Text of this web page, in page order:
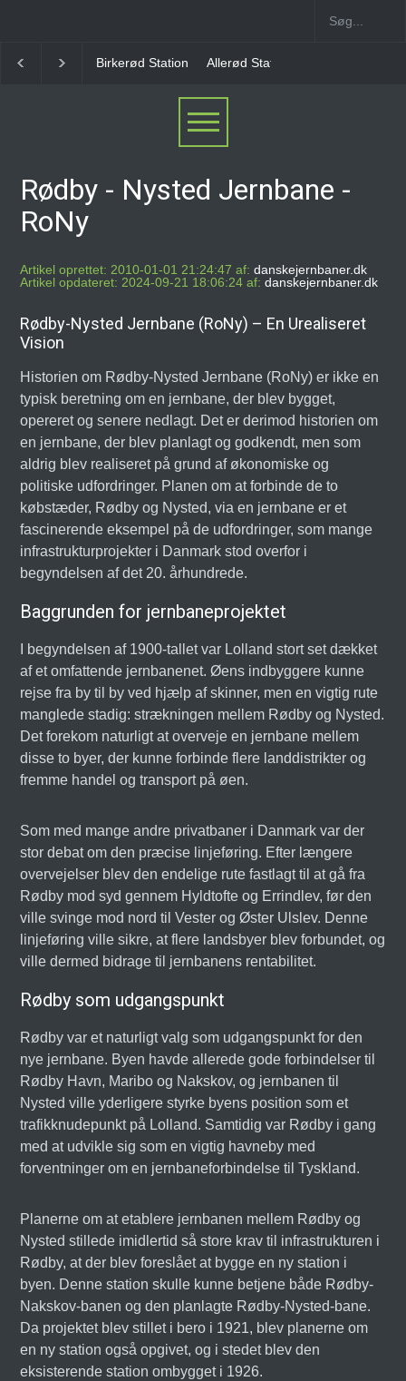
Birkerød Station Allerød Station
Rødby - Nysted Jernbane -
RoNy
Artikel oprettet: 2010-01-01 21:24:47 af: danskejernbaner.dk
Artikel opdateret: 2024-09-21 18:06:24 af: danskejernbaner.dk
Rødby-Nysted Jernbane (RoNy) – En Urealiseret
Vision
Historien om Rødby-Nysted Jernbane (RoNy) er ikke en
typisk beretning om en jernbane, der blev bygget,
opereret og senere nedlagt. Det er derimod historien om
en jernbane, der blev planlagt og godkendt, men som
aldrig blev realiseret på grund af økonomiske og
politiske udfordringer. Planen om at forbinde de to
købstæder, Rødby og Nysted, via en jernbane er et
fascinerende eksempel på de udfordringer, som mange
infrastrukturprojekter i Danmark stod overfor i
begyndelsen af det 20. århundrede.
Baggrunden for jernbaneprojektet
I begyndelsen af 1900-tallet var Lolland stort set dækket
af et omfattende jernbanenet. Øens indbyggere kunne
rejse fra by til by ved hjælp af skinner, men en vigtig rute
manglede stadig: strækningen mellem Rødby og Nysted.
Det forekom naturligt at overveje en jernbane mellem
disse to byer, der kunne forbinde flere landdistrikter og
fremme handel og transport på øen.
Som med mange andre privatbaner i Danmark var der
stor debat om den præcise linjeføring. Efter længere
overvejelser blev den endelige rute fastlagt til at gå fra
Rødby mod syd gennem Hyldtofte og Errindlev, før den
ville svinge mod nord til Vester og Øster Ulslev. Denne
linjeføring ville sikre, at flere landsbyer blev forbundet, og
ville dermed bidrage til jernbanens rentabilitet.
Rødby som udgangspunkt
Rødby var et naturligt valg som udgangspunkt for den
nye jernbane. Byen havde allerede gode forbindelser til
Rødby Havn, Maribo og Nakskov, og jernbanen til
Nysted ville yderligere styrke byens position som et
trafikknudepunkt på Lolland. Samtidig var Rødby i gang
med at udvikle sig som en vigtig havneby med
forventninger om en jernbaneforbindelse til Tyskland.
Planerne om at etablere jernbanen mellem Rødby og
Nysted stillede imidlertid så store krav til infrastrukturen i
Rødby, at der blev foreslået at bygge en ny station i
byen. Denne station skulle kunne betjene både Rødby-
Nakskov-banen og den planlagte Rødby-Nysted-bane.
Da projektet blev stillet i bero i 1921, blev planerne om
en ny station også opgivet, og i stedet blev den
eksisterende station ombygget i 1926.